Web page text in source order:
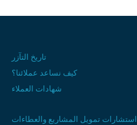
تاريخ التآزر
كيف نساعد عملائنا؟
شهادات العملاء
استشارات تمويل المشاريع والعطاءات